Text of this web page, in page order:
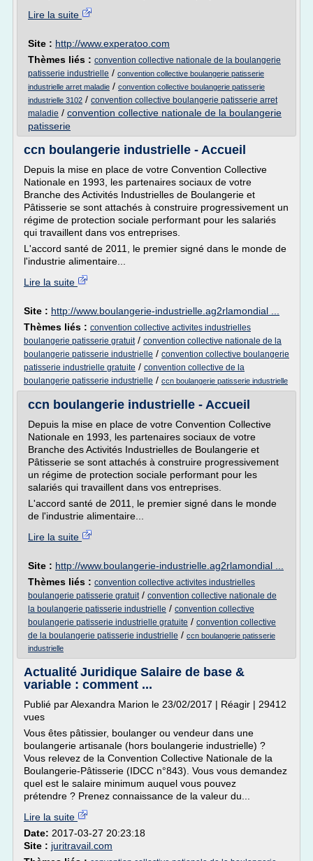
Lire la suite
Site : http://www.experatoo.com
Thèmes liés : convention collective nationale de la boulangerie
patisserie industrielle / convention collective boulangerie patisserie
industrielle arret maladie / convention collective boulangerie patisserie
industrielle 3102 / convention collective boulangerie patisserie arret
maladie / convention collective nationale de la boulangerie
patisserie
ccn boulangerie industrielle - Accueil
Depuis la mise en place de votre Convention Collective
Nationale en 1993, les partenaires sociaux de votre
Branche des Activités Industrielles de Boulangerie et
Pâtisserie se sont attachés à construire progressivement un
régime de protection sociale performant pour les salariés
qui travaillent dans vos entreprises.
L'accord santé de 2011, le premier signé dans le monde de
l'industrie alimentaire...
Lire la suite
Site : http://www.boulangerie-industrielle.ag2rlamondial ...
Thèmes liés : convention collective activites industrielles
boulangerie patisserie gratuit/ convention collective nationale de la
boulangerie patisserie industrielle / convention collective boulangerie
patisserie industrielle gratuite / convention collective de la
boulangerie patisserie industrielle / ccn boulangerie patisserie industrielle
ccn boulangerie industrielle - Accueil
Depuis la mise en place de votre Convention Collective
Nationale en 1993, les partenaires sociaux de votre
Branche des Activités Industrielles de Boulangerie et
Pâtisserie se sont attachés à construire progressivement
un régime de protection sociale performant pour les
salariés qui travaillent dans vos entreprises.
L'accord santé de 2011, le premier signé dans le monde
de l'industrie alimentaire...
Lire la suite
Site : http://www.boulangerie-industrielle.ag2rlamondial ...
Thèmes liés : convention collective activites industrielles
boulangerie patisserie gratuit/ convention collective nationale de
la boulangerie patisserie industrielle / convention collective
boulangerie patisserie industrielle gratuite / convention collective
de la boulangerie patisserie industrielle / ccn boulangerie patisserie
industrielle
Actualité Juridique Salaire de base &
variable : comment ...
Publié par Alexandra Marion le 23/02/2017 | Réagir | 29412
vues
Vous êtes pâtissier, boulanger ou vendeur dans une
boulangerie artisanale (hors boulangerie industrielle) ?
Vous relevez de la Convention Collective Nationale de la
Boulangerie-Pâtisserie (IDCC n°843). Vous vous demandez
quel est le salaire minimum auquel vous pouvez
prétendre ? Prenez connaissance de la valeur du...
Lire la suite
Date: 2017-03-27 20:23:18
Site : juritravail.com